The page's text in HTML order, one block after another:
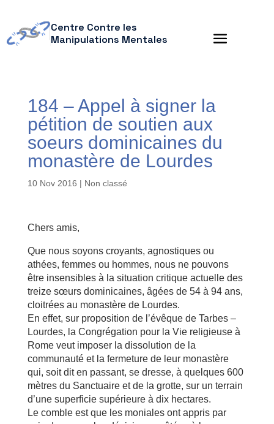
Centre Contre les
Manipulations Mentales
184 – Appel à signer la
pétition de soutien aux
soeurs dominicaines du
monastère de Lourdes
10 Nov 2016 | Non classé
Chers amis,
Que nous soyons croyants, agnostiques ou
athées, femmes ou hommes, nous ne pouvons
être insensibles à la situation critique actuelle des
treize sœurs dominicaines, âgées de 54 à 94 ans,
cloitrées au monastère de Lourdes.
En effet, sur proposition de l’évêque de Tarbes –
Lourdes, la Congrégation pour la Vie religieuse à
Rome veut imposer la dissolution de la
communauté et la fermeture de leur monastère
qui, soit dit en passant, se dresse, à quelques 600
mètres du Sanctuaire et de la grotte, sur un terrain
d’une superficie supérieure à dix hectares.
Le comble est que les moniales ont appris par